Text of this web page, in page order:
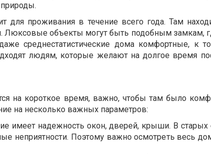
для проживания в течение всего года. Там
Люксовые объекты могут быть подобным замкам,
среднестатистические дома комфортные, к
людям, которые желают на долгое время
на короткое время, важно, чтобы там было
на несколько важных параметров:
имеет надежность окон, дверей, крыши. В старых
неприятности. Поэтому важно осмотреть весь